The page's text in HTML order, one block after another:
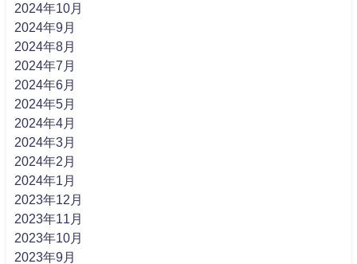
2024年10月
2024年9月
2024年8月
2024年7月
2024年6月
2024年5月
2024年4月
2024年3月
2024年2月
2024年1月
2023年12月
2023年11月
2023年10月
2023年9月